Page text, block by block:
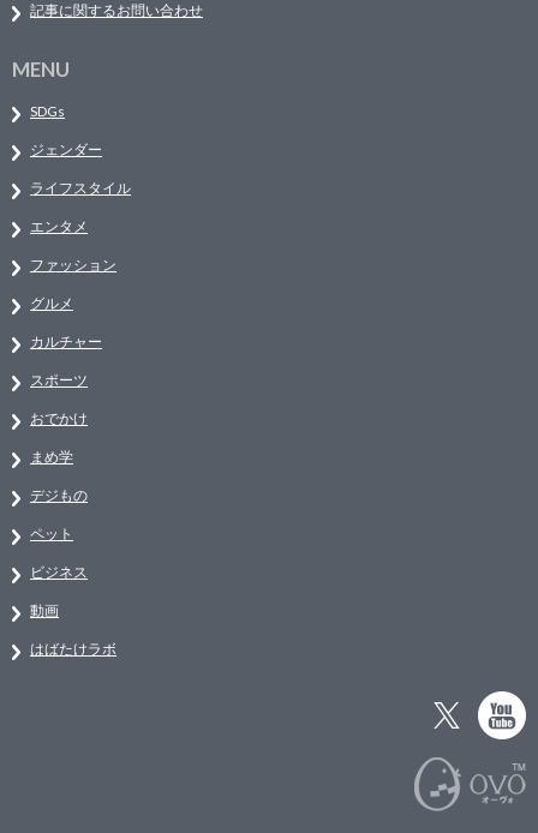
記事に関するお問い合わせ
MENU
SDGs
ジェンダー
ライフスタイル
エンタメ
ファッション
グルメ
カルチャー
スポーツ
おでかけ
まめ学
デジもの
ペット
ビジネス
動画
はばたけラボ